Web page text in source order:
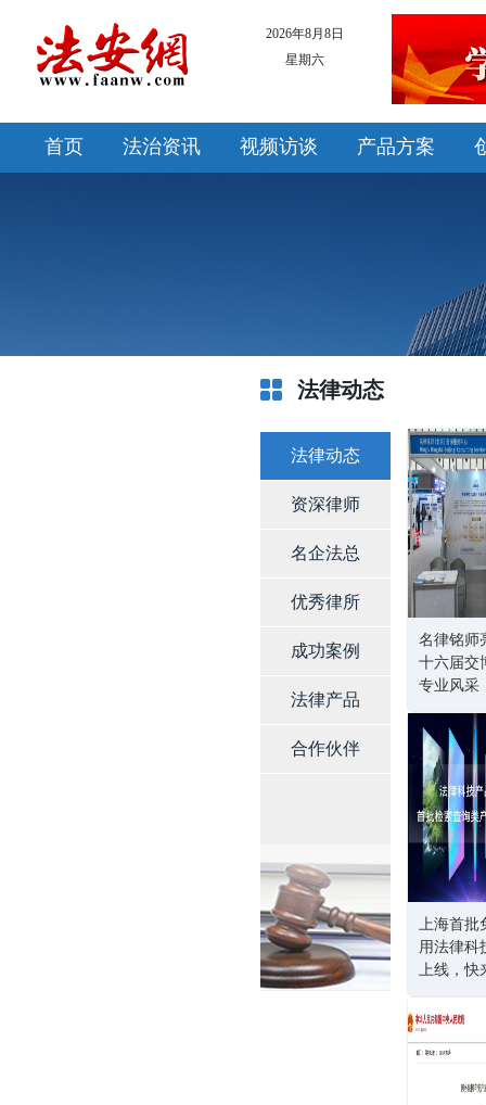
2026年8月8日
星期六
首页 法治资讯 视频访谈 产品方案
法律动态
法律动态
资深律师
名企法总
优秀律所
成功案例
法律产品
合作伙伴
名律铭师
十六届交
专业风采
上海首批
用法律科
上线，快